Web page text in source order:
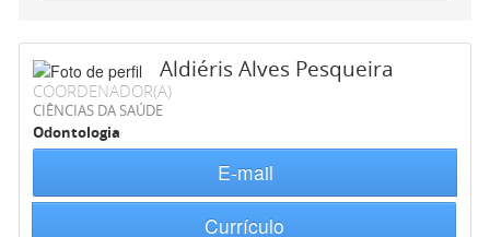
Aldiéris Alves Pesqueira
COORDENADOR(A)
CIÊNCIAS DA SAÚDE
Odontologia
E-mail
Currículo